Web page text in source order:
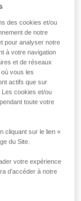
?
des cookies et/ou
de notre
pour analyser notre
à votre navigation
et de réseaux
vous les
actifs que sur
Les cookies et/ou
toute votre
cliquant sur le lien «
du Site.
votre expérience
d’accéder à notre